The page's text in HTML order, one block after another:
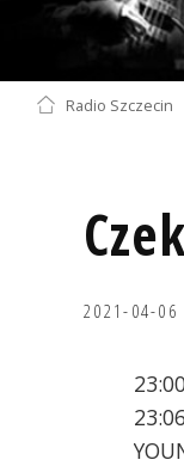
Radio Szczecin
2021-04-06